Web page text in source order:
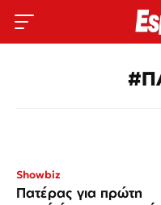
Showbiz
Πατέρας για πρώτη